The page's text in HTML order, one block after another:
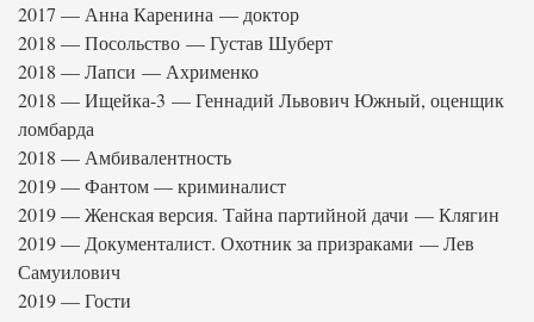
2017 — Анна Каренина — доктор
2018 — Посольство — Густав Шуберт
2018 — Лапси — Ахрименко
2018 — Ищейка-3 — Геннадий Львович Южный, оценщик
ломбарда
2018 — Амбивалентность
2019 — Фантом — криминалист
2019 — Женская версия. Тайна партийной дачи — Клягин
2019 — Документалист. Охотник за призраками — Лев
Самуилович
2019 — Гости